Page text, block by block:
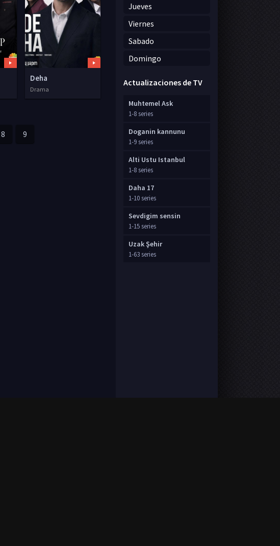
Deha
Drama
8 9
Jueves
Viernes
Sabado
Domingo
Actualizaciones de TV
Muhtemel Ask
1-8 series
Doganin kannunu
1-9 series
Alti Ustu Istanbul
1-8 series
Daha 17
1-10 series
Sevdigim sensin
1-15 series
Uzak Şehir
1-63 series